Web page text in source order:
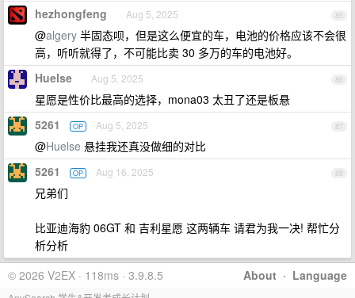
85
hezhongfeng Aug 5, 2025
@algery 半固态呗，但是这么便宜的车，电池的价格应该不会很
高，听听就得了，不可能比卖 30 多万的车的电池好。
86
Huelse Aug 5, 2025
星愿是性价比最高的选择，mona03 太丑了还是板悬
87
5261 OP Aug 5, 2025
@Huelse 悬挂我还真没做细的对比
88
5261 OP Aug 16, 2025
兄弟们
比亚迪海豹 06GT 和 吉利星愿 这两辆车 请君为我一决! 帮忙分
析分析
About · Language
© 2026 V2EX · 118ms · 3.9.8.5